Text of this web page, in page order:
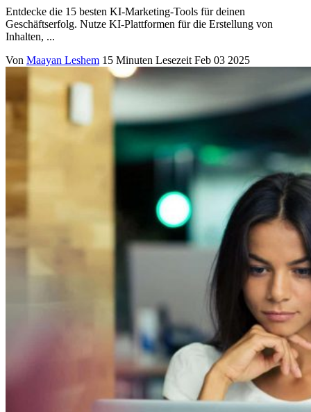
Entdecke die 15 besten KI-Marketing-Tools für deinen
Geschäftserfolg. Nutze KI-Plattformen für die Erstellung von
Inhalten, ...
Von Maayan Leshem 15 Minuten Lesezeit Feb 03 2025